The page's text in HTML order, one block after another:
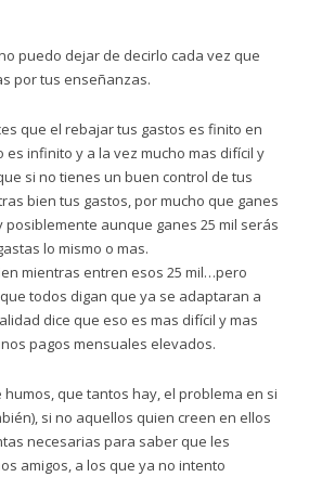
puedo dejar de decirlo cada vez que
por tus enseñanzas.
que el rebajar tus gastos es finito en
es infinito y a la vez mucho mas difícil y
si no tienes un buen control de tus
bien tus gastos, por mucho que ganes
aunque ganes 25 mil serás
lo mismo o mas.
mientras entren esos 25 mil…pero
todos digan que ya se adaptaran a
dice que eso es mas difícil y mas
pagos mensuales elevados.
humos, que tantos hay, el problema en si
si no aquellos quien creen en ellos
necesarias para saber que les
amigos, a los que ya no intento